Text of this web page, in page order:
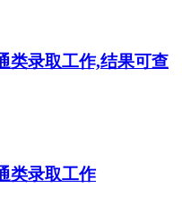
类录取工作,结果可查
类录取工作